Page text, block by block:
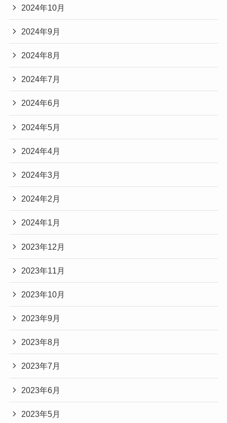
2024年10月
2024年9月
2024年8月
2024年7月
2024年6月
2024年5月
2024年4月
2024年3月
2024年2月
2024年1月
2023年12月
2023年11月
2023年10月
2023年9月
2023年8月
2023年7月
2023年6月
2023年5月